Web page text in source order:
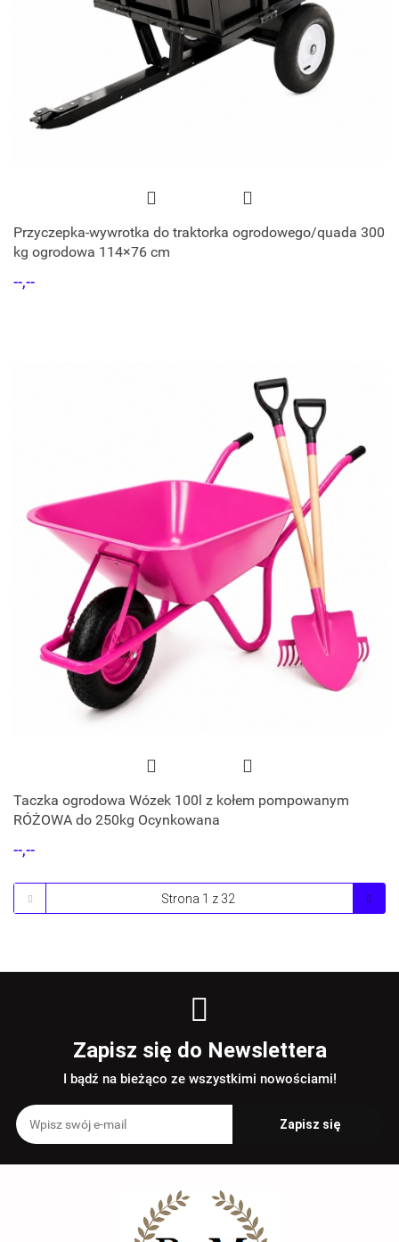
Przyczepka-wywrotka do traktorka ogrodowego/quada 300
kg ogrodowa 114×76 cm
--,--
Taczka ogrodowa Wózek 100l z kołem pompowanym
RÓŻOWA do 250kg Ocynkowana
--,--
Zapisz się do Newslettera
I bądź na bieżąco ze wszystkimi nowościami!